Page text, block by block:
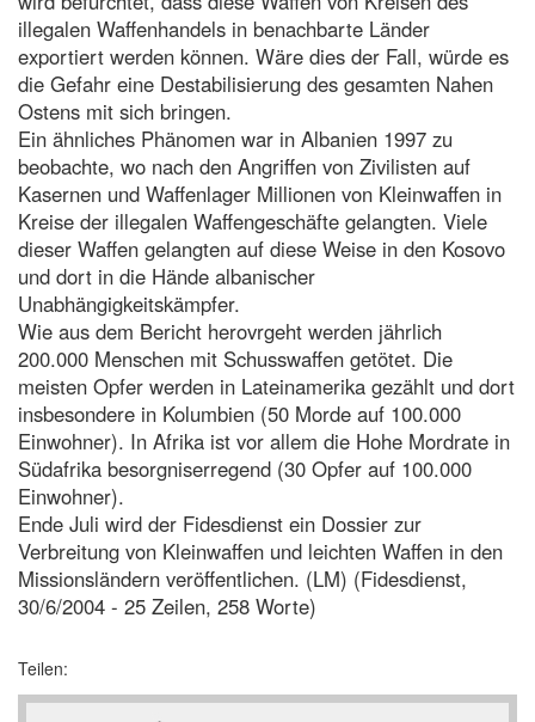
illegalen Waffenhandels in benachbarte Länder
exportiert werden können. Wäre dies der Fall, würde es
die Gefahr eine Destabilisierung des gesamten Nahen
Ostens mit sich bringen.
Ein ähnliches Phänomen war in Albanien 1997 zu
beobachte, wo nach den Angriffen von Zivilisten auf
Kasernen und Waffenlager Millionen von Kleinwaffen in
Kreise der illegalen Waffengeschäfte gelangten. Viele
dieser Waffen gelangten auf diese Weise in den Kosovo
und dort in die Hände albanischer
Unabhängigkeitskämpfer.
Wie aus dem Bericht herovrgeht werden jährlich
200.000 Menschen mit Schusswaffen getötet. Die
meisten Opfer werden in Lateinamerika gezählt und dort
insbesondere in Kolumbien (50 Morde auf 100.000
Einwohner). In Afrika ist vor allem die Hohe Mordrate in
Südafrika besorgniserregend (30 Opfer auf 100.000
Einwohner).
Ende Juli wird der Fidesdienst ein Dossier zur
Verbreitung von Kleinwaffen und leichten Waffen in den
Missionsländern veröffentlichen. (LM) (Fidesdienst,
30/6/2004 - 25 Zeilen, 258 Worte)
Teilen: